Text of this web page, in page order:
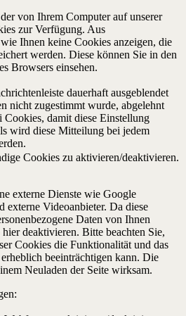
von Ihrem Computer auf unserer
zur Verfügung. Aus
Ihnen keine Cookies anzeigen, die
werden. Diese können Sie in den
Browsers einsehen.
dauerhaft ausgeblendet
nicht zugestimmt wurde, abgelehnt
damit diese Einstellung
wird diese Mitteilung bei jedem
Cookies zu aktivieren/deaktivieren.
externe Dienste wie Google
externe Videoanbieter. Da diese
Daten von Ihnen
deaktivieren. Bitte beachten Sie,
Cookies die Funktionalität und das
beeinträchtigen kann. Die
Neuladen der Seite wirksam.